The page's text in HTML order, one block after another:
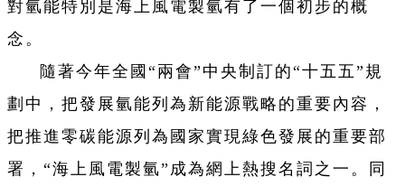
對氫能特別是海上風電製氫有了一個初步的概
念。
隨著今年全國“兩會”中央制訂的“十五五”規
劃中，把發展氫能列為新能源戰略的重要內容，
把推進零碳能源列為國家實現綠色發展的重要部
署，“海上風電製氫”成為網上熱搜名詞之一。同